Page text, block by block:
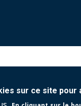
sur ce site